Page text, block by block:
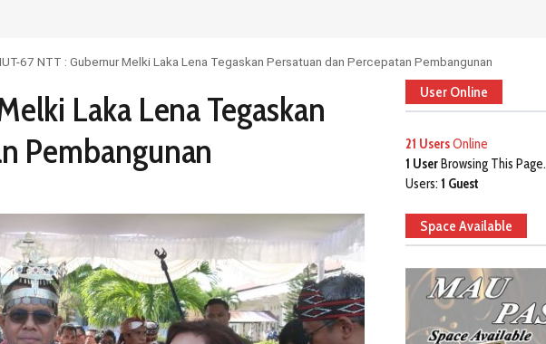
67 NTT : Gubernur Melki Laka Lena Tegaskan Persatuan dan Percepatan Pembangunan
Laka Lena Tegaskan
Pembangunan
User Online
21 UsersOnline
1 UserBrowsing This Page.
Users: 1 Guest
Space Available